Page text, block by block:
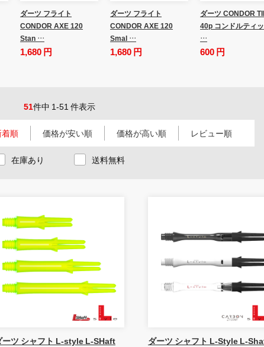
ダーツ フライト
CONDOR AXE 120
Stan …
1,680 円
ダーツ フライト
CONDOR AXE 120
Smal …
1,680 円
ダーツ CONDOR
40p コンドルティ
…
600 円
51件中 1-51 件表示
着順 価格が安い順 価格が高い順 レビュー順
在庫あり 送料無料
ーツ シャフト L-style L-SHaft
ダーツ シャフト L-Style L-